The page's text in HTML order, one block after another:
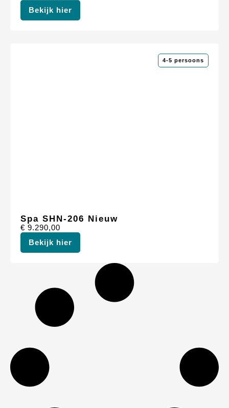
Bekijk hier
4-5 persoons
Spa SHN-206 Nieuw
€ 9.290,00
Bekijk hier